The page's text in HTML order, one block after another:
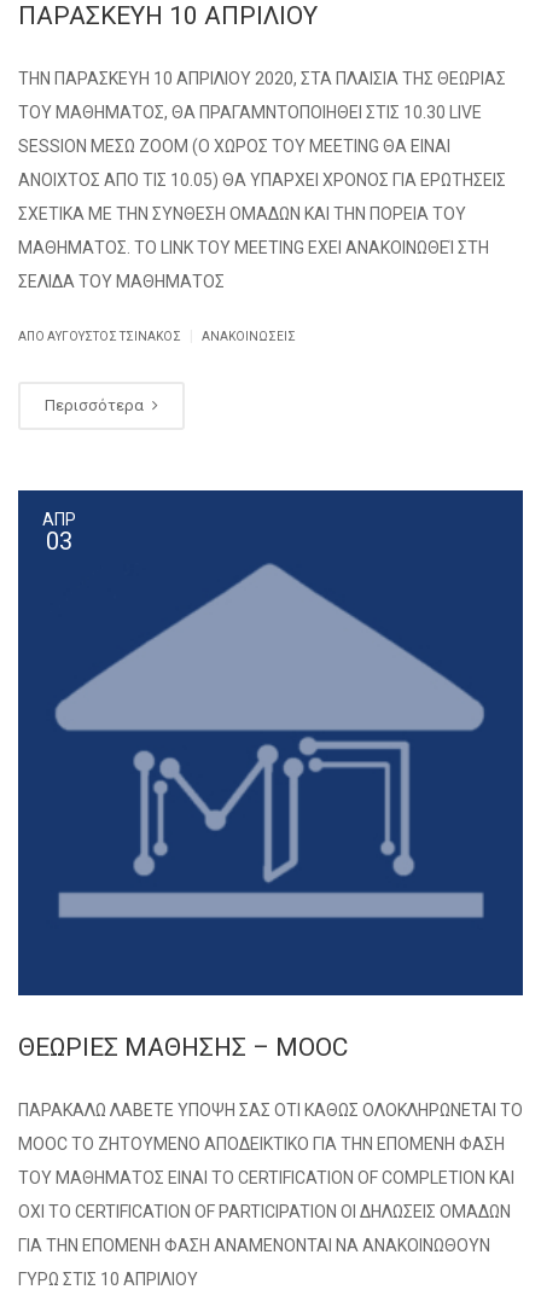
ΠΑΡΑΣΚΕΥΗ 10 ΑΠΡΙΛΙΟΥ
ΤΗΝ ΠΑΡΑΣΚΕΥΗ 10 ΑΠΡΙΛΙΟΥ 2020, ΣΤΑ ΠΛΑΙΣΙΑ ΤΗΣ ΘΕΩΡΙΑΣ
ΤΟΥ ΜΑΘΗΜΑΤΟΣ, ΘΑ ΠΡΑΓΑΜΝΤΟΠΟΙΗΘΕΙ ΣΤΙΣ 10.30 LIVE
SESSION ΜΕΣΩ ZOOM (Ο ΧΩΡΟΣ ΤΟΥ MEETING ΘΑ ΕΙΝΑΙ
ΑΝΟΙΧΤΟΣ ΑΠΟ ΤΙΣ 10.05) ΘΑ ΥΠΑΡΧΕΙ ΧΡΟΝΟΣ ΓΙΑ ΕΡΩΤΗΣΕΙΣ
ΣΧΕΤΙΚΑ ΜΕ ΤΗΝ ΣΥΝΘΕΣΗ ΟΜΑΔΩΝ ΚΑΙ ΤΗΝ ΠΟΡΕΙΑ ΤΟΥ
ΜΑΘΗΜΑΤΟΣ. ΤΟ LINK ΤΟΥ MEETING ΕΧΕΙ ΑΝΑΚΟΙΝΩΘΕΊ ΣΤΗ
ΣΕΛΙΔΑ ΤΟΥ ΜΑΘΗΜΑΤΟΣ
ΑΠΌ ΑΎΓΟΥΣΤΟΣ ΤΣΙΝΆΚΟΣ ΑΝΑΚΟΙΝΏΣΕΙΣ
Περισσότερα
ΑΠΡ
03
ΘΕΩΡΙΕΣ ΜΑΘΗΣΗΣ – MOOC
ΠΑΡΑΚΑΛΩ ΛΑΒΕΤΕ ΥΠΟΨΗ ΣΑΣ ΟΤΙ ΚΑΘΩΣ ΟΛΟΚΛΗΡΩΝΕΤΑΙ ΤΟ
MOOC ΤΟ ΖΗΤΟΥΜΕΝΟ ΑΠΟΔΕΙΚΤΙΚΟ ΓΙΑ ΤΗΝ ΕΠΟΜΕΝΗ ΦΑΣΗ
ΤΟΥ ΜΑΘΗΜΑΤΟΣ ΕΙΝΑΙ ΤΟ CERTIFICATION OF COMPLETION KAI
OXI TO CERTIFICATION OF PARTICIPATION OI ΔΗΛΩΣΕΙΣ ΟΜΑΔΩΝ
ΓΙΑ ΤΗΝ ΕΠΟΜΕΝΗ ΦΑΣΗ ΑΝΑΜΕΝΟΝΤΑΙ ΝΑ ΑΝΑΚΟΙΝΩΘΟΥΝ
ΓΥΡΩ ΣΤΙΣ 10 ΑΠΡΙΛΙΟΥ